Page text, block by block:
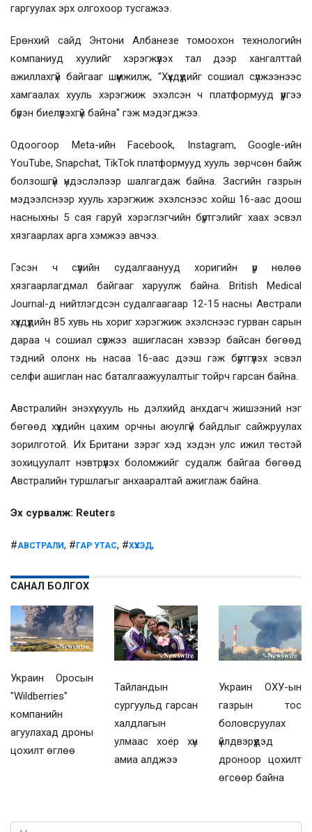
гаргуулах эрх олгохоор тусгажээ.
Ерөнхий сайд Энтони Албанезе томоохон технологийн
компаниуд хуулийг хэрэгжүүлэх тал дээр хангалттай
ажиллахгүй байгааг шүүмжилж, "Хүүхдүүдийг сошиал сүлжээнээс
хамгаалах хууль хэрэгжиж эхэлсэн ч платформууд үүргээ
бүрэн биелүүлэхгүй байна" гэж мэдэгджээ.
Одоогоор Meta-ийн Facebook, Instagram, Google-ийн
YouTube, Snapchat, TikTok платформууд хууль зөрчсөн байж
болзошгүй үндэслэлээр шалгагдаж байна. Засгийн газрын
мэдээлснээр хууль хэрэгжиж эхэлснээс хойш 16-аас доош
насныхны 5 сая гаруй хэрэглэгчийн бүртгэлийг хаах эсвэл
хязгаарлах арга хэмжээ авчээ.
Гэсэн ч сүүлийн судалгаанууд хоригийн үр нөлөө
хязгаарлагдмал байгааг харуулж байна. British Medical
Journal-д нийтлэгдсэн судалгаагаар 12-15 насны Австрали
хүүхдүүдийн 85 хувь нь хориг хэрэгжиж эхэлснээс гурван сарын
дараа ч сошиал сүлжээ ашигласан хэвээр байсан бөгөөд
тэдний олонх нь насаа 16-аас дээш гэж бүртгүүлэх эсвэл
селфи ашиглан нас баталгаажуулалтыг тойрч гарсан байна.
Австралийн энэхүү хууль нь дэлхийд анхдагч жишээний нэг
бөгөөд хүүхдийн цахим орчны аюулгүй байдлыг сайжруулах
зорилготой. Их Британи зэрэг хэд хэдэн улс ижил төстэй
зохицуулалт нэвтрүүлэх боломжийг судалж байгаа бөгөөд
Австралийн туршлагыг анхааралтай ажиглаж байна.
Эх сурвалж: Reuters
#АВСТРАЛИ, #ГАР УТАС, #ХҮҮХЭД,
САНАЛ БОЛГОХ
Украин Оросын
"Wildberries"
компанийн
агуулахад дроны
цохилт өглөө
Тайландын
сургуульд гарсан
халдлагын
улмаас хоёр хүн
амиа алджээ
Украин ОХУ-ын
газрын тос
боловсруулах
үйлдвэрүүдэд
дроноор цохилт
өгсөөр байна